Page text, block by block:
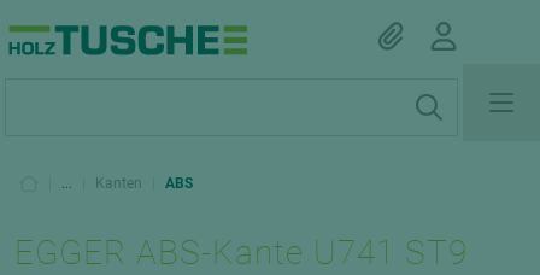
... Kanten ABS
EGGER ABS-Kante U741 ST9